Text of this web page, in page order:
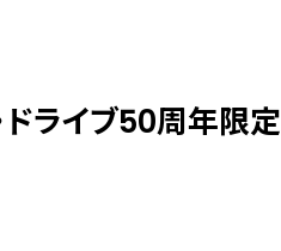
ドライブ50周年